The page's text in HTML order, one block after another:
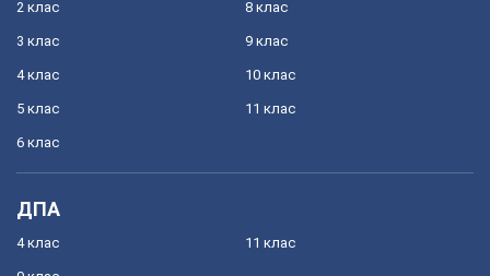
2 клас
3 клас
4 клас
5 клас
6 клас
8 клас
9 клас
10 клас
11 клас
ДПА
4 клас 11 клас